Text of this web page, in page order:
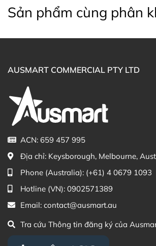
Perry Eau De Parfum 100ml trực tiếp
liên hệ với các kênh tư vấn hỗ trợ khách
Zalo Ausmart.au| Ausmart
Điện thoại liên hệ đặt hàng:
Thạc sĩ Điều dưỡng & Cố vấn sản
phẩm Lily Huỳnh
Sản phẩm cùng phân
AUSMART COMMERCIAL PTY LTD
ACN: 659 457 995
Địa chỉ: Keysborough, Melbourne,
Phone (Australia): (+61) 4 0679 1093
Hotline (VN): 0902571389
Email: contact@ausmart.au
Tra cứu Thông tin đăng ký của